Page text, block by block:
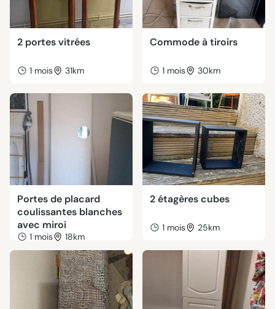
2 portes vitrées
1 mois 31km
Commode à tiroirs
1 mois 30km
Portes de placard
coulissantes blanches
avec miroi
1 mois 18km
2 étagères cubes
1 mois 25km